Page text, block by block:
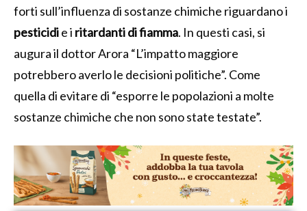
forti sull’influenza di sostanze chimiche riguardano i
pesticidie i ritardanti di fiamma. In questi casi, si
augura il dottor Arora “L’impatto maggiore
potrebbero averlo le decisioni politiche”. Come
quella di evitare di “esporre le popolazioni a molte
sostanze chimiche che non sono state testate”.